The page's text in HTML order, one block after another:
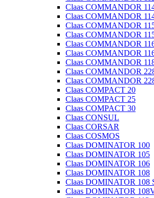
Claas COMMANDOR
Claas COMMANDOR
Claas COMMANDOR
Claas COMMANDOR
Claas COMMANDOR
Claas COMMANDOR
Claas COMMANDOR
Claas COMMANDOR
Claas COMMANDOR
Claas COMPACT 20
Claas COMPACT 25
Claas COMPACT 30
Claas CONSUL
Claas CORSAR
Claas COSMOS
Claas DOMINATOR 100
Claas DOMINATOR 105
Claas DOMINATOR 106
Claas DOMINATOR 108
Claas DOMINATOR 108
Claas DOMINATOR